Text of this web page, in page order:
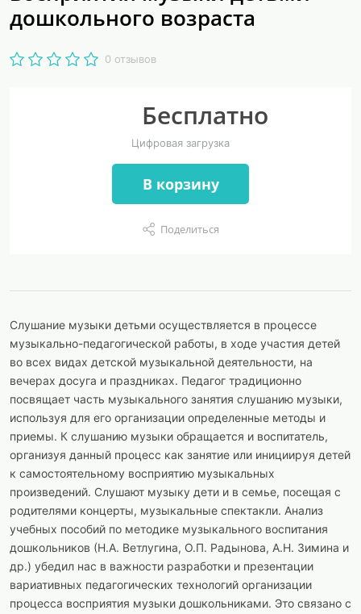
дошкольного возраста
0 отзывов
Бесплатно
Цифровая загрузка
В корзину
Поделиться
Слушание музыки детьми осуществляется в процессе
музыкально-педагогической работы, в ходе участия детей
во всех видах детской музыкальной деятельности, на
вечерах досуга и праздниках. Педагог традиционно
посвящает часть музыкального занятия слушанию музыки,
используя для его организации определенные методы и
приемы. К слушанию музыки обращается и воспитатель,
организуя данный процесс как занятие или инициируя детей
к самостоятельному восприятию музыкальных
произведений. Слушают музыку дети и в семье, посещая с
родителями концерты, музыкальные спектакли. Анализ
учебных пособий по методике музыкального воспитания
дошкольников (Н.А. Ветлугина, О.П. Радынова, А.Н. Зимина и
др.) убедил нас в важности разработки и презентации
вариативных педагогических технологий организации
процесса восприятия музыки дошкольниками. Это связано с